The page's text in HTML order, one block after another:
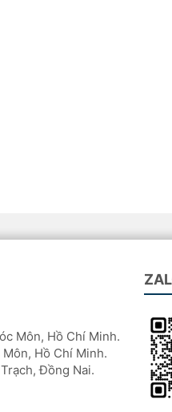
Môn, Hồ Chí Minh.
Hồ Chí Minh.
Đồng Nai.